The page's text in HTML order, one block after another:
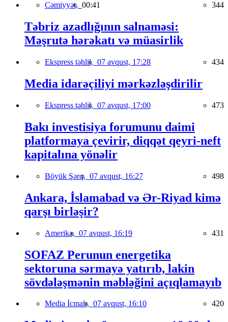
Cəmiyyət, 00:41 344
Təbriz azadlığının salnaməsi:
Məşrutə hərəkatı və müasirlik
Ekspress təhlil, 07 avqust, 17:28 434
Media idarəçiliyi mərkəzləşdirilir
Ekspress təhlil, 07 avqust, 17:00 473
Bakı investisiya forumunu daimi
platformaya çevirir, diqqət qeyri-neft
kapitalına yönəlir
Böyük Şərq, 07 avqust, 16:27 498
Ankara, İslamabad və Ər-Riyad kimə
qarşı birləşir?
Amerika, 07 avqust, 16:19 431
SOFAZ Perunun energetika
sektoruna sərmayə yatırıb, lakin
sövdələşmənin məbləğini açıqlamayıb
Media İcmalı, 07 avqust, 16:10 420